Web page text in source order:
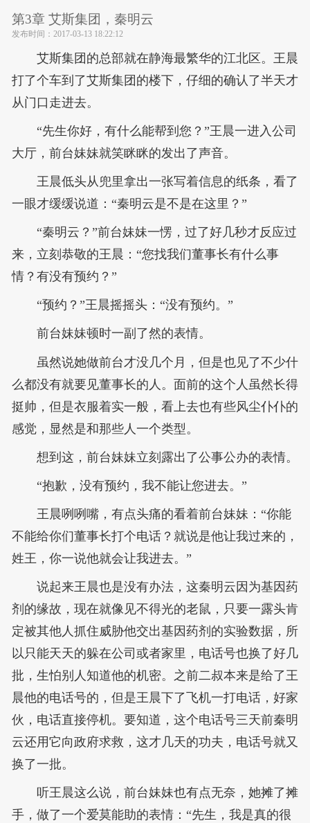
第3章 艾斯集团，秦明云
发布时间： 2017-03-13 18:22:12
艾斯集团的总部就在静海最繁华的江北区。王晨
打了个车到了艾斯集团的楼下，仔细的确认了半天才
从门口走进去。
“先生你好，有什么能帮到您？”王晨一进入公司
大厅，前台妹妹就笑眯眯的发出了声音。
王晨低头从兜里拿出一张写着信息的纸条，看了
一眼才缓缓说道：“秦明云是不是在这里？”
“秦明云？”前台妹妹一愣，过了好几秒才反应过
来，立刻恭敬的王晨：“您找我们董事长有什么事
情？有没有预约？”
“预约？”王晨摇摇头：“没有预约。”
前台妹妹顿时一副了然的表情。
虽然说她做前台才没几个月，但是也见了不少什
么都没有就要见董事长的人。面前的这个人虽然长得
挺帅，但是衣服着实一般，看上去也有些风尘仆仆的
感觉，显然是和那些人一个类型。
想到这，前台妹妹立刻露出了公事公办的表情。
“抱歉，没有预约，我不能让您进去。”
王晨咧咧嘴，有点头痛的看着前台妹妹：“你能
不能给你们董事长打个电话？就说是他让我过来的，
姓王，你一说他就会让我进去。”
说起来王晨也是没有办法，这秦明云因为基因药
剂的缘故，现在就像见不得光的老鼠，只要一露头肯
定被其他人抓住威胁他交出基因药剂的实验数据，所
以只能天天的躲在公司或者家里，电话号也换了好几
批，生怕别人知道他的机密。之前二叔本来是给了王
晨他的电话号的，但是王晨下了飞机一打电话，好家
伙，电话直接停机。要知道，这个电话号三天前秦明
云还用它向政府求救，这才几天的功夫，电话号就又
换了一批。
听王晨这么说，前台妹妹也有点无奈，她摊了摊
手，做了一个爱莫能助的表情：“先生，我是真的很